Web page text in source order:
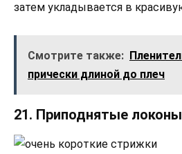
затем укладывается в
Смотрите также:
прически длиной до плеч
21. Приподнятые локоны